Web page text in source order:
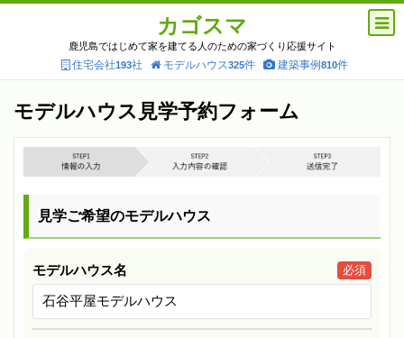
カゴスマ
鹿児島ではじめて家を建てる人のための家づくり応援サイト
住宅会社193社 モデルハウス325件 建築事例810件
モデルハウス見学予約フォーム
見学ご希望のモデルハウス
モデルハウス名 必須